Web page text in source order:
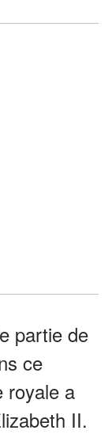
partie de
ce
royale a
II.